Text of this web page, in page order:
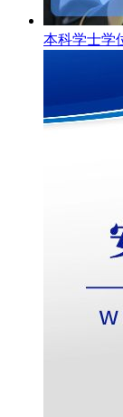
本科学士学